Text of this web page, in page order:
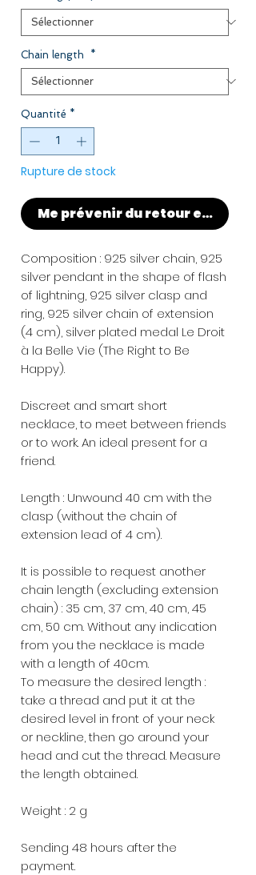
Chain length *
Quantité *
Rupture de stock
Me prévenir du retour en stock
Composition : 925 silver chain, 925
silver pendant in the shape of flash
of lightning, 925 silver clasp and
ring, 925 silver chain of extension
(4 cm), silver plated medal Le Droit
à la Belle Vie (The Right to Be
Happy).
Discreet and smart short
necklace, to meet between friends
or to work. An ideal present for a
friend.
Length : Unwound 40 cm with the
clasp (without the chain of
extension lead of 4 cm).
It is possible to request another
chain length (excluding extension
chain) : 35 cm, 37 cm, 40 cm, 45
cm, 50 cm. Without any indication
from you the necklace is made
with a length of 40cm.
To measure the desired length :
take a thread and put it at the
desired level in front of your neck
or neckline, then go around your
head and cut the thread. Measure
the length obtained.
Weight : 2 g
Sending 48 hours after the
payment.